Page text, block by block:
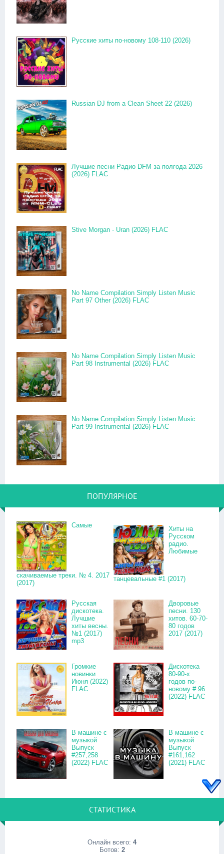
Русские хиты по-новому 108-110 (2026)
Russian DJ from a Clean Sheet 22 (2026)
Лучшие песни Радио DFM за полгода 2026
(2026) FLAC
Stive Morgan - Uran (2026) FLAC
No Name Compilation Simply Listen Music
Part 97 Other (2026) FLAC
No Name Compilation Simply Listen Music
Part 98 Instrumental (2026) FLAC
No Name Compilation Simply Listen Music
Part 99 Instrumental (2026) FLAC
ПОПУЛЯРНОЕ
Самые
скачиваемые треки. № 4. 2017
(2017)
Хиты на
Русском
радио.
Любимые
танцевальные #1 (2017)
Русская
дискотека.
Лучшие
хиты весны.
№1 (2017)
mp3
Дворовые
песни. 130
хитов. 60-70-
80 годов
2017 (2017)
Громкие
новинки
Июня (2022)
FLAC
Дискотека
80-90-х
годов по-
новому # 96
(2022) FLAC
В машине с
музыкой
Выпуск
#257,258
(2022) FLAC
В машине с
музыкой
Выпуск
#161,162
(2021) FLAC
СТАТИСТИКА
Онлайн всего: 4
Ботов: 2